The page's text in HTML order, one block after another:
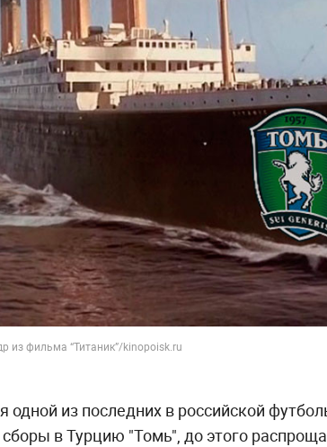
из фильма “Титаник”/kinopoisk.ru
одной из последних в российской
сборы в Турцию "Томь", до этого